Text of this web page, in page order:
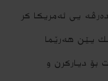
یی ئه‌مریكا كر
یێن هه‌رێما
بۆ دیاركرن و